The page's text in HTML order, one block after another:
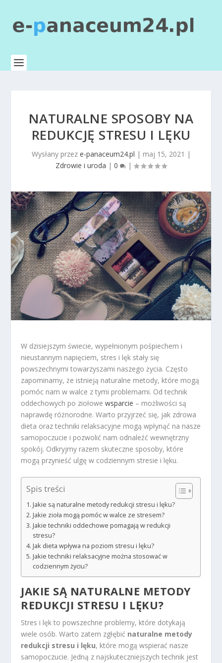
NATURALNE SPOSOBY NA
REDUKCJĘ STRESU I LĘKU
Wysłany przez e-panaceum24.pl | maj 15, 2021 |
Zdrowie i uroda | 0 |
W dzisiejszym świecie, wypełnionym pośpiechem i
nieustannym napięciem, stres i lęk stały się
powszechnymi towarzyszami naszego życia. Często
zapominamy, że istnieją naturalne metody, które mogą
pomóc nam w walce z tymi problemami. Od technik
oddechowych po ziołowewsparcie – możliwości są
naprawdę różnorodne. Warto przyjrzeć się, jak zdrowa
dieta oraz techniki relaksacyjne mogą wpłynąć na nasze
samopoczucie i pozwolić nam odnaleźć wewnętrzny
spokój. Odkryjmy razem skuteczne sposoby, które
mogą przynieść ulgę w codziennym stresie i lęku.
Spis treści
Jakie są naturalne metody redukcji stresu i lęku?
Jakie zioła mogą pomóc w walce ze stresem?
Jakie techniki oddechowe pomagają w redukcji
stresu?
Jak dieta wpływa na poziom stresu i lęku?
Jakie techniki relaksacyjne można stosować w
codziennym życiu?
JAKIE SĄ NATURALNE METODY
REDUKCJI STRESU I LĘKU?
Stres i lęk to powszechne problemy, które dotykają
wiele osób. Warto zatem zgłębić naturalne metody
redukcji stresu i lęku, które mogą wspierać nasze
samopoczucie. Jedną z najskuteczniejszych technik jest